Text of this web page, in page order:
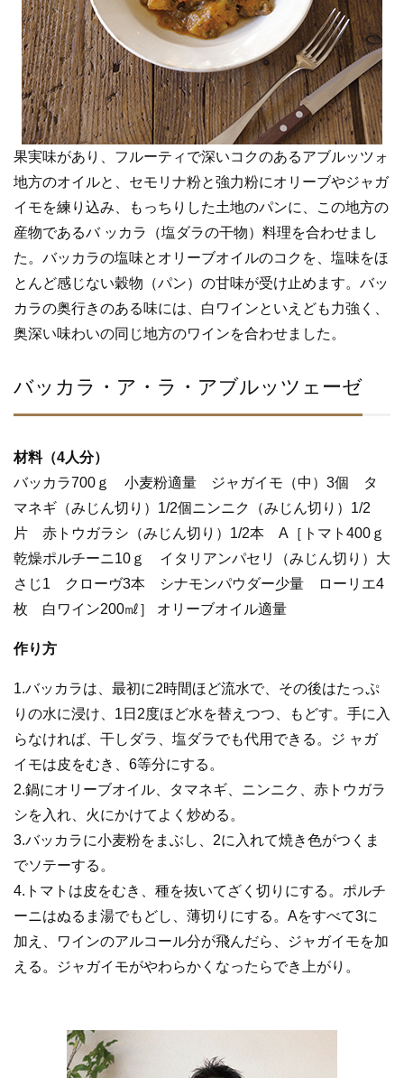
果実味があり、フルーティで深いコクのあるアブルッツォ
地方のオイルと、セモリナ粉と強力粉にオリーブやジャガ
イモを練り込み、もっちりした土地のパンに、この地方の
産物であるバ ッカラ（塩ダラの干物）料理を合わせまし
た。バッカラの塩味とオリーブオイルのコクを、塩味をほ
とんど感じない穀物（パン）の甘味が受け止めます。バッ
カラの奥行きのある味には、白ワインといえども力強く、
奥深い味わいの同じ地方のワインを合わせました。
バッカラ・ア・ラ・アブルッツェーゼ
材料（4人分）
バッカラ700ｇ 小麦粉適量 ジャガイモ（中）3個 タ
マネギ（みじん切り）1/2個ニンニク（みじん切り）1/2
片 赤トウガラシ（みじん切り）1/2本 A［トマト400ｇ
乾燥ポルチーニ10ｇ イタリアンパセリ（みじん切り）大
さじ1 クローヴ3本 シナモンパウダー少量 ローリエ4
枚 白ワイン200㎖］ オリーブオイル適量
作り方
1.バッカラは、最初に2時間ほど流水で、その後はたっぷ
りの水に浸け、1日2度ほど水を替えつつ、もどす。手に入
らなければ、干しダラ、塩ダラでも代用できる。ジ ャガ
イモは皮をむき、6等分にする。
2.鍋にオリーブオイル、タマネギ、ニンニク、赤トウガラ
シを入れ、火にかけてよく炒める。
3.バッカラに小麦粉をまぶし、2に入れて焼き色がつくま
でソテーする。
4.トマトは皮をむき、種を抜いてざく切りにする。ポルチ
ーニはぬるま湯でもどし、薄切りにする。Aをすべて3に
加え、ワインのアルコール分が飛んだら、ジャガイモを加
える。ジャガイモがやわらかくなったらでき上がり。